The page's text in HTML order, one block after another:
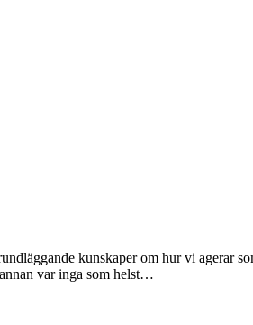
kunskaper om hur vi agerar
var inga som helst…